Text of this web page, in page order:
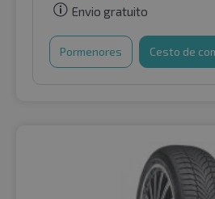
Envio gratuito
Pormenores Cesto de